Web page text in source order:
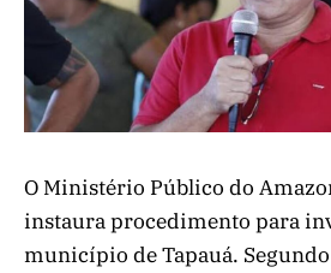
O Ministério Público do
instaura procedimento para
município de Tapauá.